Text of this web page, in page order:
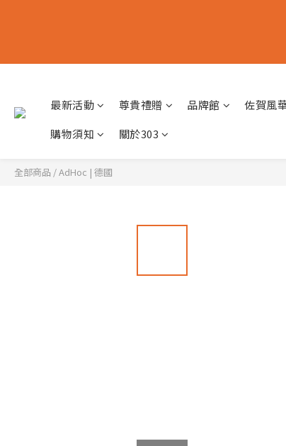
最新活動 尊貴禮贈 品牌館 佐賀風
購物須知
關於303
全部商品 /AdHoc | 德國